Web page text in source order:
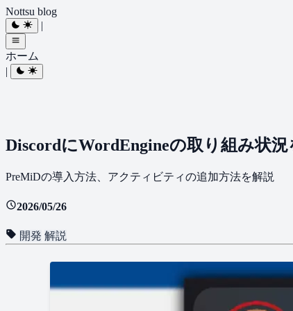
Nottsu blog
|
ホーム
|
Discordに​WordEngineの​取り組み状
PreMiDの​導入方​法、​アクティビティの​追加方​法を​解説
2026/05/26
開発 解説